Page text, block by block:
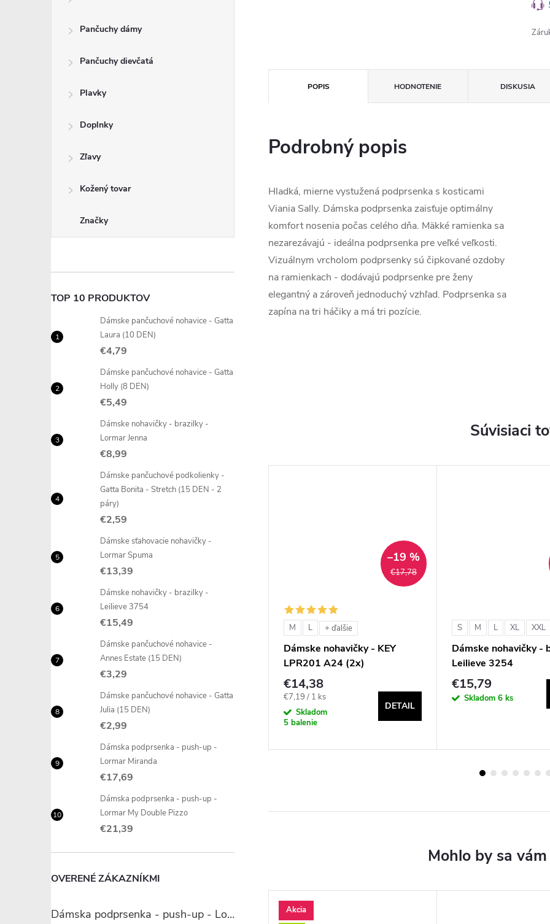
Pančuchy dámy
Pančuchy dievčatá
Plavky
Doplnky
Zľavy
Kožený tovar
Značky
TOP 10 PRODUKTOV
Dámske pančuchové nohavice - Gatta
Laura (10 DEN)
€4,79
Dámske pančuchové nohavice - Gatta
Holly (8 DEN)
€5,49
Dámske nohavičky - brazilky -
Lormar Jenna
€8,99
Dámske pančuchové podkolienky -
Gatta Bonita - Stretch (15 DEN - 2
páry)
€2,59
Dámske sťahovacie nohavičky -
Lormar Spuma
€13,39
Dámske nohavičky - brazilky -
Leilieve 3754
€15,49
Dámske pančuchové nohavice -
Annes Estate (15 DEN)
€3,29
Dámske pančuchové nohavice - Gatta
Julia (15 DEN)
€2,99
Dámska podprsenka - push-up -
Lormar Miranda
€17,69
Dámska podprsenka - push-up -
Lormar My Double Pizzo
€21,39
OVERENÉ ZÁKAZNÍKMI
Dámska podprsenka - push-up - Lormar Miranda
POPIS HODNOTENIE DISKUSIA
Podrobný popis
Hladká, mierne vystužená podprsenka s kosticami
Viania Sally. Dámska podprsenka zaisťuje optimálny
komfort nosenia počas celého dňa. Mäkké ramienka sa
nezarezávajú - ideálna podprsenka pre veľké veľkosti.
Vizuálnym vrcholom podprsenky sú čipkované ozdoby
na ramienkach - dodávajú podprsenke pre ženy
elegantný a zároveň jednoduchý vzhľad. Podprsenka sa
zapína na tri háčiky a má tri pozície.
Súvisiaci
–20 %
S
Dámske nohavičky - Eldar
Rossi
Skladom5 ks DETAIL
€17,78
–19 %
M L + ďalšie
Dámske nohavičky - KEY
LPR201 A24 (2x)
€14,38
Jednotková
cena:
€7,19 / 1 ks
Skladom
5 balenie
DETAIL
S M L XL XXL
Dámske nohavičky -
Leilieve 3254
€15,79
Skladom 6 ks
Akcia